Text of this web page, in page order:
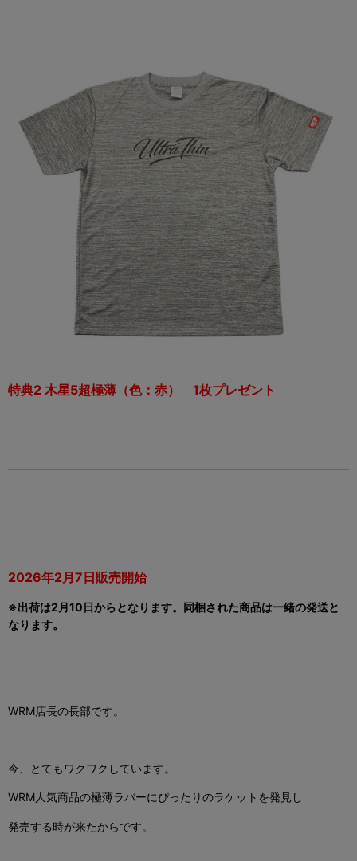
特典2 木星5超極薄（色：赤） 1枚プレゼント
2026年2月7日販売開始
※出荷は2月10日からとなります。 同梱された商品は一緒の発送と
なります。
WRM店長の長部です。
今、とてもワクワクしています。
WRM人気商品の極薄ラバーにぴったりのラケットを発見し
発売する時が来たからです。